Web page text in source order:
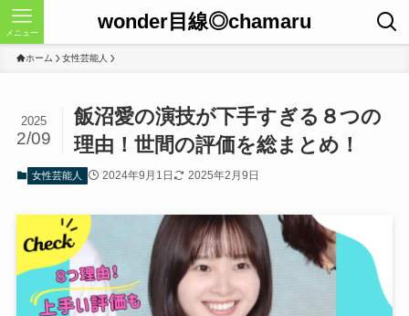
wonder目線◎chamaru
メニュー
ホーム 女性芸能人
飯沼愛の演技が下手すぎる８つの
理由！世間の評価を総まとめ！
2025
2/09
女性芸能人 2024年9月1日 2025年2月9日